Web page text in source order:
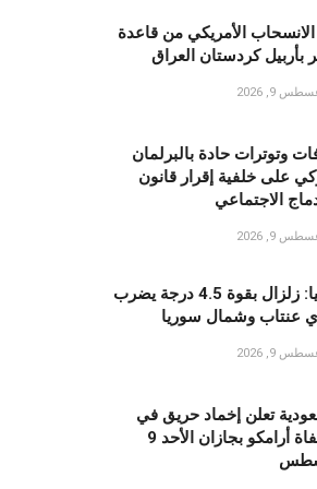
الانسحاب الأمريكي من قاعدة
بأربيل كردستان العراق
9, 2026
وتوترات حادة بالبرلمان
على خلفية إقرار قانون
الاجتماعي
9, 2026
تركيا: زلزال بقوة 4.5 درجة يضرب
عنتاب وشمال سوريا
9, 2026
تعلن إخماد حريق في
مصفاة أرامكو بجازان الأحد 9